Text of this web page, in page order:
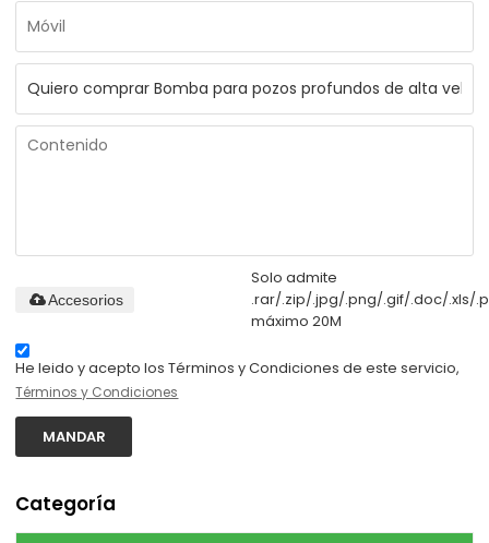
Solo admite
.rar/.zip/.jpg/.png/.gif/.doc/.xls/
máximo 20M
Accesorios
He leido y acepto los Términos y Condiciones de este servicio,
Términos y Condiciones
MANDAR
Categoría